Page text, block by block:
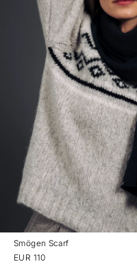
Smögen Scarf
EUR 110